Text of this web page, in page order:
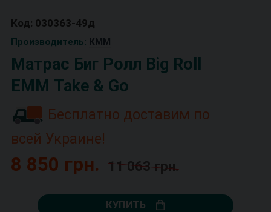
Код: 030363-49д
Производитель: КММ
Матрас Биг Ролл Big Roll
ЕММ Take & Go
Бесплатно доставим по
всей Украине!
8 850 грн. 11 063 грн.
КУПИТЬ